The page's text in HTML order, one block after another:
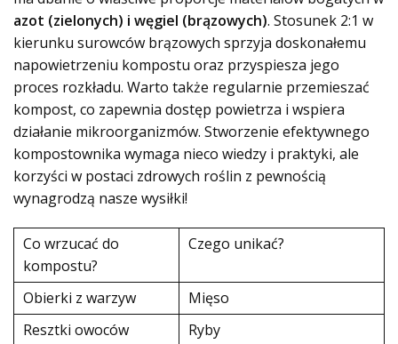
azot (zielonych) i węgiel (brązowych). Stosunek 2:1 w
kierunku surowców brązowych sprzyja doskonałemu
napowietrzeniu kompostu oraz przyspiesza jego
proces rozkładu. Warto także regularnie przemieszać
kompost, co zapewnia dostęp powietrza i wspiera
działanie mikroorganizmów. Stworzenie efektywnego
kompostownika wymaga nieco wiedzy i praktyki, ale
korzyści w postaci zdrowych roślin z pewnością
wynagrodzą nasze wysiłki!
Co wrzucać do
kompostu?
Czego unikać?
Obierki z warzyw
Mięso
Resztki owoców
Ryby